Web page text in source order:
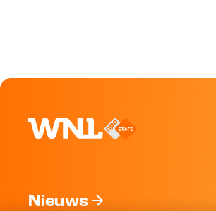
Nieuws